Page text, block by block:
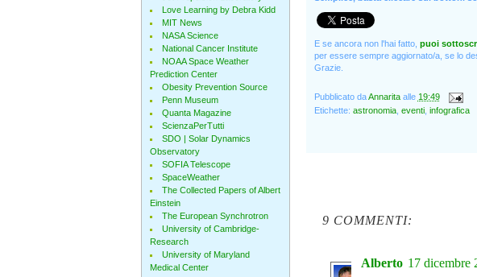
E se ancora non l'hai fatto, puoi
per essere sempre aggiornato/a, se lo
Grazie.
Pubblicato daAnnarita alle 19:49
Etichette: astronomia, eventi, infografica
9 COMMENTI:
Alberto 17 dicembre
Love Learning by Debra Kidd
MIT News
NASA Science
National Cancer Institute
NOAA Space Weather
Prediction Center
Obesity Prevention Source
Penn Museum
Quanta Magazine
ScienzaPerTutti
SDO | Solar Dynamics
Observatory
SOFIA Telescope
SpaceWeather
The Collected Papers of Albert
Einstein
The European Synchrotron
University of Cambridge-
Research
University of Maryland
Medical Center